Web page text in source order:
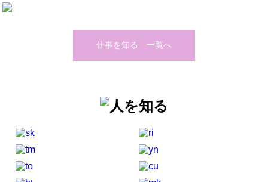
仕事を知る 一覧へ